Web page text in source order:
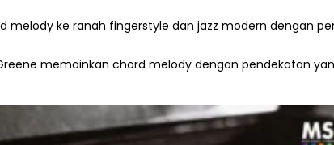
melody ke ranah fingerstyle dan jazz modern dengan
memainkan chord melody dengan pendekatan